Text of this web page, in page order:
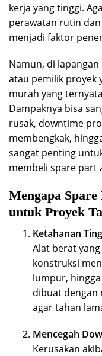
kerja yang tinggi.
perawatan rutin
menjadi faktor
Namun, di
atau pemilik proyek
murah yang
Dampaknya bisa
rusak, downtime
membengkak,
sangat penting
membeli spare part
Mengapa
untuk Proyek
Ketahanan
Alat berat
konstruksi
lumpur,
dibuat dengan
agar tahan
Mencegah
Kerusakan